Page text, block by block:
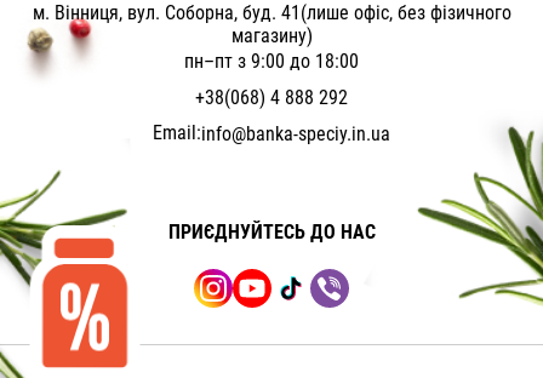
м. Вінниця, вул. Соборна, буд. 41(лише офіс, без фізичного
магазину)
пн–пт з 9:00 до 18:00
+38(068) 4 888 292
Email:info@banka-speciy.in.ua
ПРИЄДНУЙТЕСЬ ДО НАС